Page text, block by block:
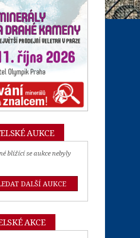
AUKCE
blížící se aukce nebyly
DALŠÍ AUKCE
AKCE